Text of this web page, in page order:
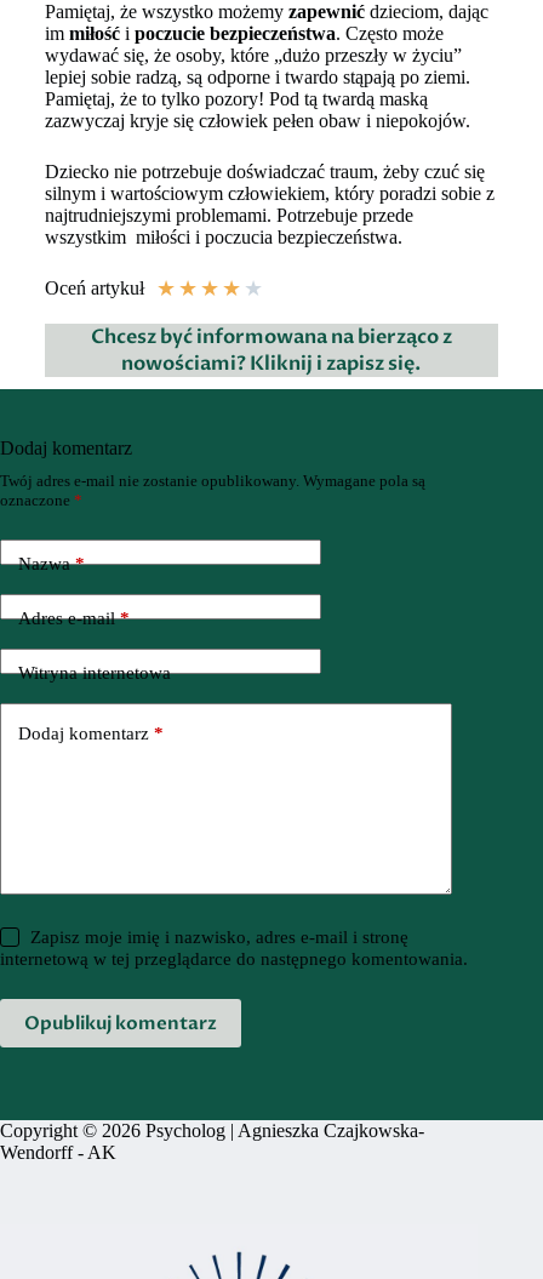
Pamiętaj, że wszystko możemy zapewnićdzieciom, dając
im miłośći poczucie bezpieczeństwa. Często może
wydawać się, że osoby, które „dużo przeszły w życiu”
lepiej sobie radzą, są odporne i twardo stąpają po ziemi.
Pamiętaj, że to tylko pozory! Pod tą twardą maską
zazwyczaj kryje się człowiek pełen obaw i niepokojów.
Dziecko nie potrzebuje doświadczać traum, żeby czuć się
silnym i wartościowym człowiekiem, który poradzi sobie z
najtrudniejszymi problemami. Potrzebuje przede
wszystkim miłości i poczucia bezpieczeństwa.
Oceń artykuł ★ ★ ★ ★ ★
Chcesz być informowana na bierząco z
nowościami? Kliknij i zapisz się.
Dodaj komentarz
Twój adres e-mail nie zostanie opublikowany. Wymagane pola są
oznaczone *
Nazwa*
Adres e-mail*
Witryna internetowa
Dodaj komentarz *
Zapisz moje imię i nazwisko, adres e-mail i stronę
internetową w tej przeglądarce do następnego komentowania.
Opublikuj komentarz
Copyright © 2026 Psycholog | Agnieszka Czajkowska-
Wendorff -AK